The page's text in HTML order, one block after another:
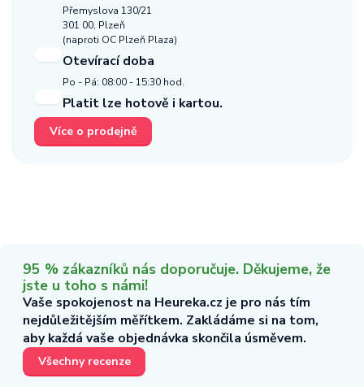
Přemyslova 130/21
301 00, Plzeň
(naproti OC Plzeň Plaza)
Otevírací doba
Po - Pá: 08:00 - 15:30 hod.
Platit lze hotově i kartou.
Více o prodejně
95 % zákazníků nás doporučuje. Děkujeme, že
jste u toho s námi!
Vaše spokojenost na Heureka.cz je pro nás tím
nejdůležitějším měřítkem. Zakládáme si na tom,
aby každá vaše objednávka skončila úsměvem.
Všechny recenze